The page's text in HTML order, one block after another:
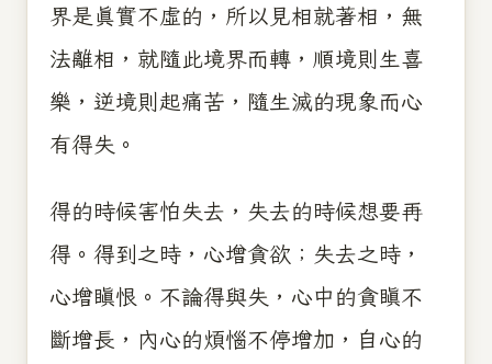
界是真實不虛的，所以見相就著相，無
法離相，就隨此境界而轉，順境則生喜
樂，逆境則起痛苦，隨生滅的現象而心
有得失。
得的時候害怕失去，失去的時候想要再
得。得到之時，心增貪欲；失去之時，
心增瞋恨。不論得與失，心中的貪瞋不
斷增長，內心的煩惱不停增加，自心的